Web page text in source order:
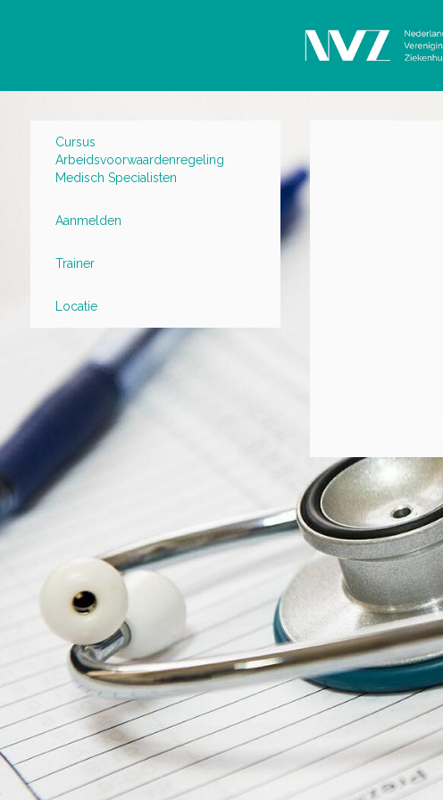
Cursus
Arbeidsvoorwaardenregeling
Medisch Specialisten
Aanmelden
Trainer
Locatie